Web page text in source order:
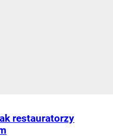
restauratorzy